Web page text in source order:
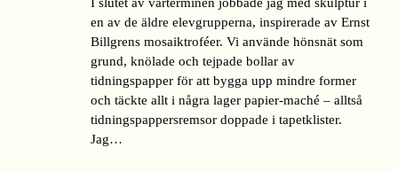
en av de äldre elevgrupperna, inspirerade av Ernst
Billgrens mosaiktroféer. Vi använde hönsnät som
grund, knölade och tejpade bollar av
tidningspapper för att bygga upp mindre former
och täckte allt i några lager papier-maché – alltså
tidningspappersremsor doppade i tapetklister.
Jag…